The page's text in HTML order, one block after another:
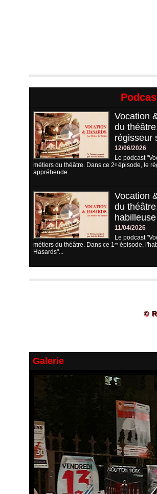
Vocation
du
régisseur
12/06/2026
Le podcast
métiers du théâtre. Dans ce 2ᵉ épisode, le
appréhende...
Vocation
du
habilleuse
11/04/2026
Le podcast
métiers du théâtre. Dans ce 1ᵉʳ épisode,
Hasards"...
©
Galerie